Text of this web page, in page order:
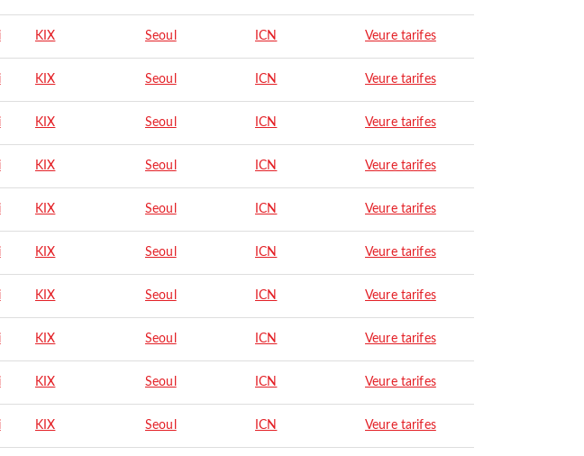
KIX Seoul ICN Veure tarifes
KIX Seoul ICN Veure tarifes
KIX Seoul ICN Veure tarifes
KIX Seoul ICN Veure tarifes
KIX Seoul ICN Veure tarifes
KIX Seoul ICN Veure tarifes
KIX Seoul ICN Veure tarifes
KIX Seoul ICN Veure tarifes
KIX Seoul ICN Veure tarifes
KIX Seoul ICN Veure tarifes